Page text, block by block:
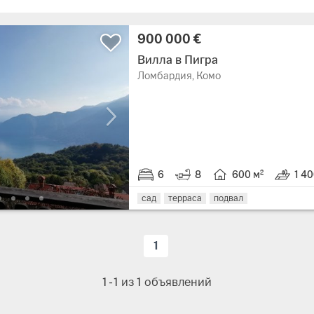
900 000 €
Вилла в Пигра
Ломбардия, Комо
6 8 600 м² 1
сад терраса подвал
1
1 -1 из 1 объявлений